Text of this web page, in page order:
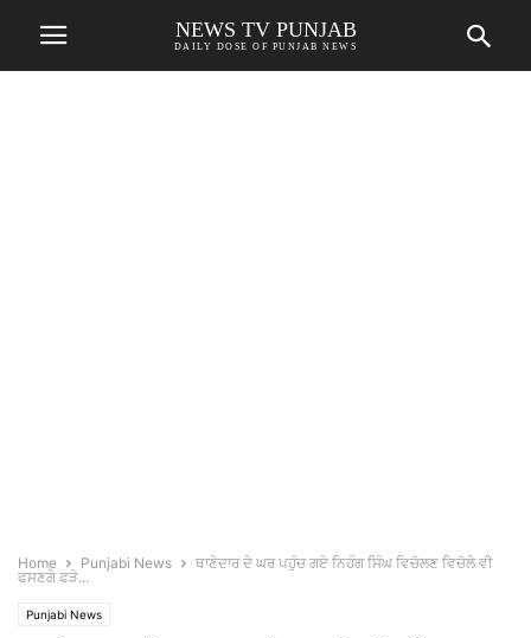
NEWS TV PUNJAB
DAILY DOSE OF PUNJAB NEWS
Home Punjabi News
ਥਾਣੇਦਾਰ ਦੇ ਘਰ ਪਹੁੰਚ ਗਏ ਨਿਹੰਗ ਸਿੰਘ ਵਿਚੋਲਣ ਵਿਚੋਲੇ ਵੀ
ਫਸਣਗੇ ਫੜੇ...
Punjabi News